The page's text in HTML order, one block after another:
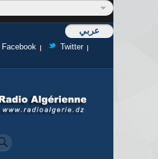
عربي
Facebook
Twitter
de recherche